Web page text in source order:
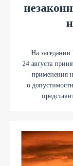
На заседании
24 августа
применения
о